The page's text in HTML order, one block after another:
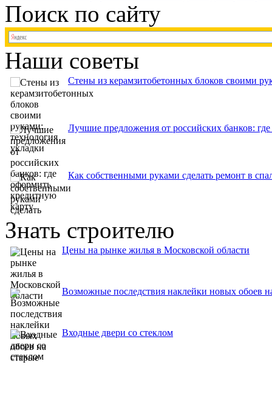
Поиск по сайту
Наши советы
Стены из керамзитобетонных блоков своими
Лучшие предложения от российских банков:
Как собственными руками сделать ремонт в
Знать строителю
Цены на рынке жилья в Московской области
Возможные последствия наклейки новых обоев
Входные двери со стеклом